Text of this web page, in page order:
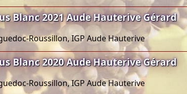
Blanc 2021 Aude Hauterive Gérard
Roussillon, IGP Aude Hauterive
Blanc 2020 Aude Hauterive Gérard
Roussillon, IGP Aude Hauterive